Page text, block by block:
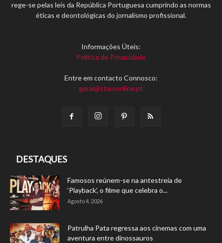
rege-se pelas leis da República Portuguesa cumprindo as normas
éticas e deontológicas do jornalismo profissional.
Informações Úteis:
Política de Privacidade
Entre em contacto Connosco:
geral@starsonline.pt
DESTAQUES
Famosos reúnem-se na antestreia de
‘Playback’, o filme que celebra o...
Agosto 4, 2026
Patrulha Pata regressa aos cinemas com uma
aventura entre dinossauros